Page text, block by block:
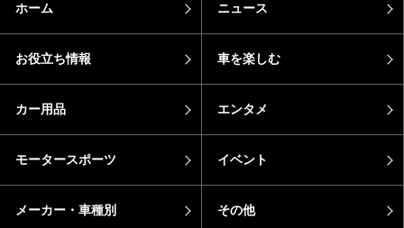
ホーム ニュース
お役立ち情報 車を楽しむ
カー用品 エンタメ
モータースポーツ イベント
メーカー・車種別 その他